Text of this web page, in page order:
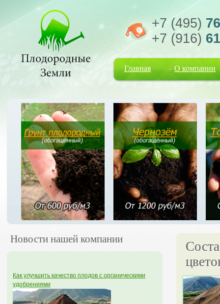
+7 (495)
+7 (916)
Главная О компании
Новости нашей компании
Как улучшить качество плодов с органическими
удобрениями